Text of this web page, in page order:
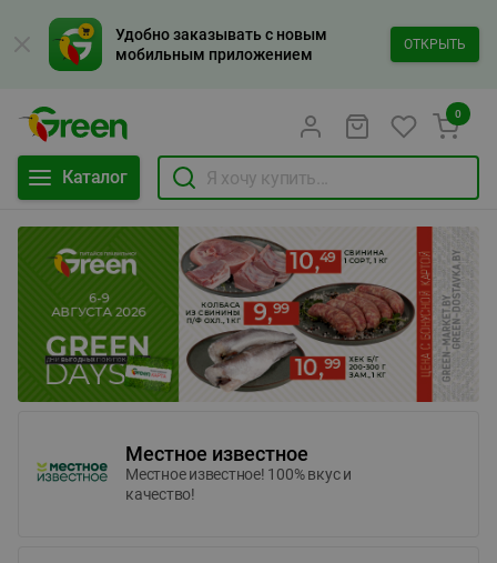
Удобно заказывать с новым
мобильным приложением
ОТКРЫТЬ
Каталог
0
Местное известное
Местное известное! 100% вкус и
качество!